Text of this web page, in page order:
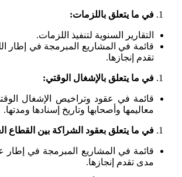
في ما يتعلق باللزمات:
التقارير السنوية لتنفيذ اللزمات.
قائمة في المشاريع المبرمجة في إطار
تقدم إنجازها.
في ما يتعلق بالإشغال الوقتي:
قائمة في عقود وتراخيص الإشغال
معاليمها وأصحابها وتاريخ إسنادها ومدتها.
في ما يتعلق بعقود الشراكة بين القطاع
قائمة في المشاريع المبرمجة في إطار
مدى تقدم إنجازها.